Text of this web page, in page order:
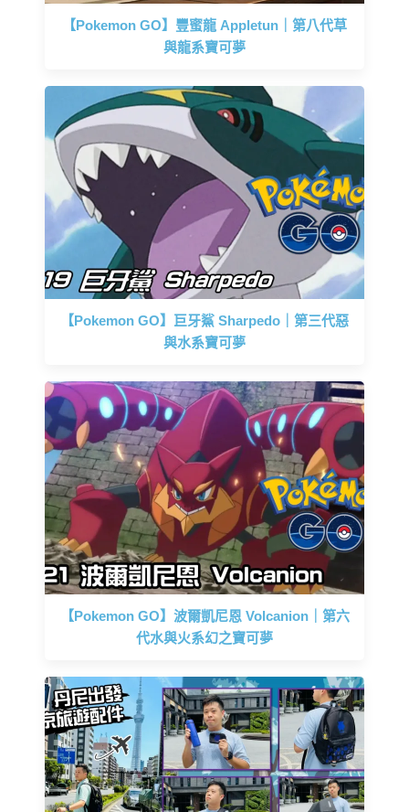
【Pokemon GO】豐蜜龍 Appletun｜第八代草
與龍系寶可夢
【Pokemon GO】巨牙鯊 Sharpedo｜第三代惡
與水系寶可夢
【Pokemon GO】波爾凱尼恩 Volcanion｜第六
代水與火系幻之寶可夢